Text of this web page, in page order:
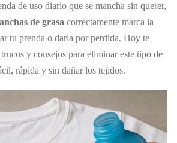
de uso diario que se mancha sin querer,
de grasa correctamente marca la
tu prenda o darla por perdida. Hoy te
y consejos para eliminar este tipo de
rápida y sin dañar los tejidos.